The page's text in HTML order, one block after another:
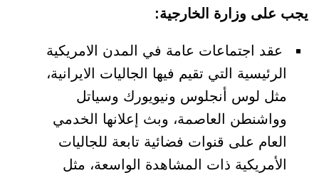
يجب على وزارة الخارجية:
عقد اجتماعات عامة في المدن الامريكية
الرئيسية التي تقيم فيها الجاليات الايرانية،
مثل لوس أنجلوس ونيويورك وسياتل
وواشنطن العاصمة، وبث إعلانها الخدمي
العام على قنوات فضائية تابعة للجاليات
الأمريكية ذات المشاهدة الواسعة، مثل